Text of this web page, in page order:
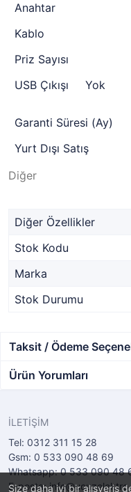
Size daha iyi bir alışveriş
Anahtar
Kablo
Priz Sayısı
USB Çıkışı
Yok
Diğer
Garanti Süresi (Ay)
Yurt Dışı Satış
Diğer Özellikler
Stok Kodu
Marka
Stok Durumu
Taksit / Ödeme
Ürün Yorumları
İLETİŞİM
Tel: 0312 311 15 28
Gsm: 0 533 090 48 69
Whatsapp: 0 533 090 48
E-posta: